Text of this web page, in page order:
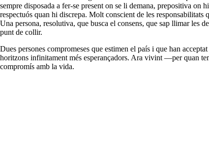
sempre disposada a fer-se present on se li demana, prepositiva on hi
respectuós quan hi discrepa. Molt conscient de les
Una persona, resolutiva, que busca el consens, que sap llimar les
punt de collir.
Dues persones compromeses que estimen el país i que han
horitzons infinitament més esperançadors. Ara vivint —perquan
compromís amb la vida.